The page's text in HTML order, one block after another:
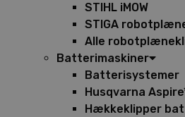
STIHL iMOW
STIGA
Alle
Batterimaskiner
Batterisystemer
Husqvarna
Hækkeklipper